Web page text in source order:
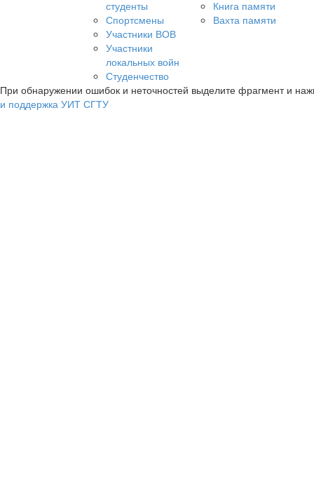
студенты
Спортсмены
Участники ВОВ
Участники
локальных войн
Студенчество
Книга памяти
Вахта памяти
При обнаружении ошибок и неточностей выделите фрагмент и
и поддержка УИТ СГТУ